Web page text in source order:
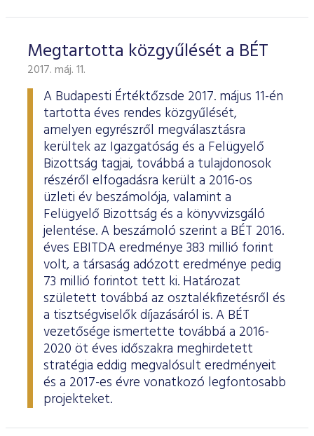
Megtartotta közgyűlését a BÉT
2017. máj. 11.
A Budapesti Értéktőzsde 2017. május 11-én
tartotta éves rendes közgyűlését,
amelyen egyrészről megválasztásra
kerültek az Igazgatóság és a Felügyelő
Bizottság tagjai, továbbá a tulajdonosok
részéről elfogadásra került a 2016-os
üzleti év beszámolója, valamint a
Felügyelő Bizottság és a könyvvizsgáló
jelentése. A beszámoló szerint a BÉT 2016.
éves EBITDA eredménye 383 millió forint
volt, a társaság adózott eredménye pedig
73 millió forintot tett ki. Határozat
született továbbá az osztalékfizetésről és
a tisztségviselők díjazásáról is. A BÉT
vezetősége ismertette továbbá a 2016-
2020 öt éves időszakra meghirdetett
stratégia eddig megvalósult eredményeit
és a 2017-es évre vonatkozó legfontosabb
projekteket.